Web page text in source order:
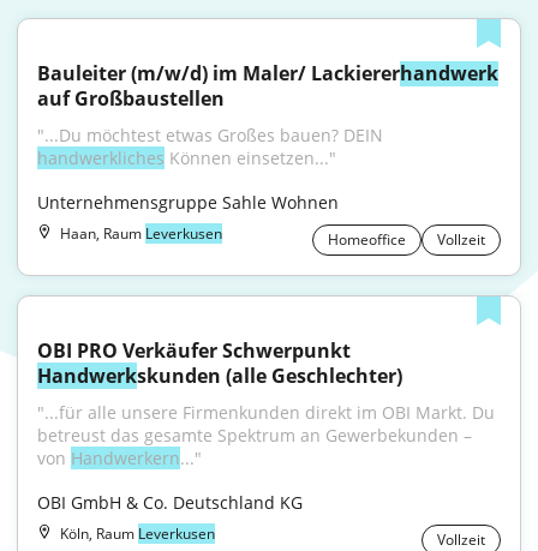
Bauleiter (m/w/d) im Maler/ Lackiererhandwerk
auf Großbaustellen
handwerkliches Können einsetzen..."
Unternehmensgruppe Sahle Wohnen
Haan, Raum Leverkusen Homeoffice Vollzeit
Handwerkskunden (alle Geschlechter)
"...für alle unsere Firmenkunden direkt im OBI Markt. Du
betreust das gesamte Spektrum an Gewerbekunden –
von Handwerkern..."
OBI GmbH & Co. Deutschland KG
Köln, Raum Leverkusen Vollzeit